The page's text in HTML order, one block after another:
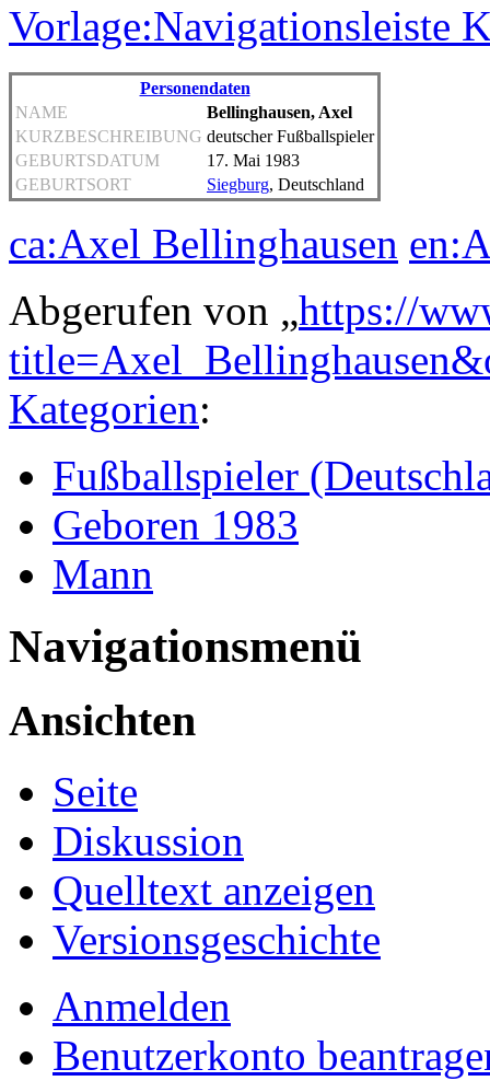
Vorlage:Navigationsleiste
Personendaten
NAME
Bellinghausen, Axel
KURZBESCHREIBUNG deutscher Fußballspieler
GEBURTSDATUM
17. Mai 1983
GEBURTSORT
Siegburg, Deutschland
ca:Axel Bellinghausen
Abgerufen von „https://
Kategorien:
Fußballspieler
Geboren 1983
Mann
Navigationsmenü
Ansichten
Seite
Diskussion
Quelltext anzeigen
Versionsgeschichte
Anmelden
Benutzerkonto